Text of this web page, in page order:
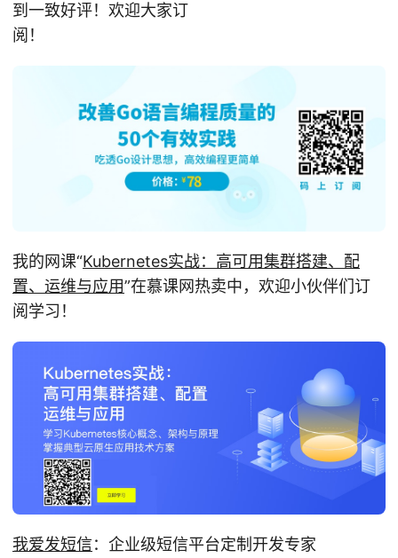
到一致好评！欢迎大家订
阅！
我的网课“Kubernetes实战：高可用集群搭建、配
置、运维与应用”在慕课网热卖中，欢迎小伙伴们订
阅学习！
我爱发短信：企业级短信平台定制开发专家